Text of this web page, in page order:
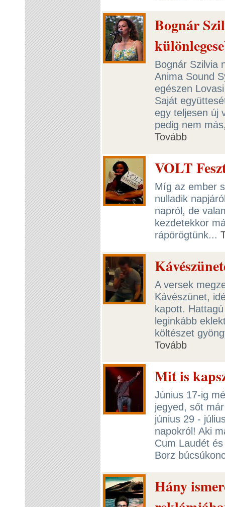
Bognár
Bognár Szilvia
Anima Sound
egészen
Saját
egy teljesen új
pedig nem
Tovább
VOLT
Míg az ember
nulladik
napról, de
kezdetekkor
rápörögtünk...
A versek
Kávészünet,
kapott.
leginkább
költészet
Tovább
Mit is
Június 17-ig
jegyed, sőt
június 29 -
napokról! Aki
Cum Laudét
Borz
Hány